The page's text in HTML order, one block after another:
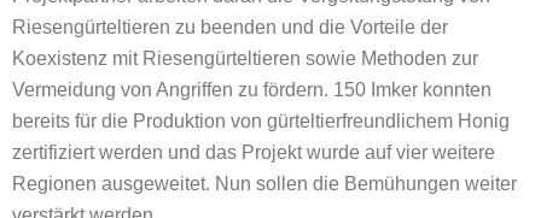
Riesengürteltieren zu beenden und die Vorteile der
Koexistenz mit Riesengürteltieren sowie Methoden zur
Vermeidung von Angriffen zu fördern. 150 Imker konnten
bereits für die Produktion von gürteltierfreundlichem Honig
zertifiziert werden und das Projekt wurde auf vier weitere
Regionen ausgeweitet. Nun sollen die Bemühungen weiter